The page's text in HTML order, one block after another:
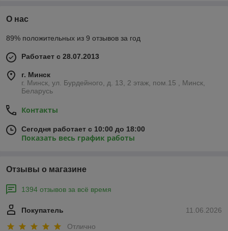
О нас
89% положительных из 9 отзывов за год
Работает с 28.07.2013
г. Минск
г. Минск, ул. Бурдейного, д. 13, 2 этаж, пом.15 , Минск,
Беларусь
Контакты
Сегодня работает с 10:00 до 18:00
Показать весь график работы
Отзывы о магазине
1394 отзывов за всё время
11.06.2026
Покупатель
Отлично